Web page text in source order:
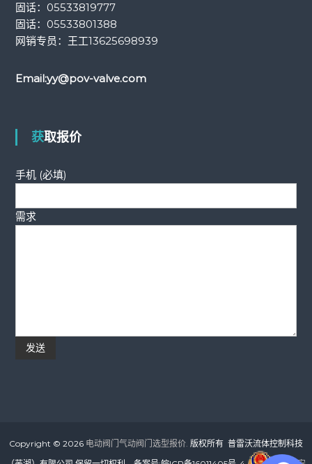
固话： 05533819777
固话： 05533801388
网销专员：王工13625698939
Email:yy@pov-valve.com
获取报价
手机 (必填)
需求
Copyright © 2026 电动阀门气动阀门选型报价. 版权所有 普雷沃流体控制科技